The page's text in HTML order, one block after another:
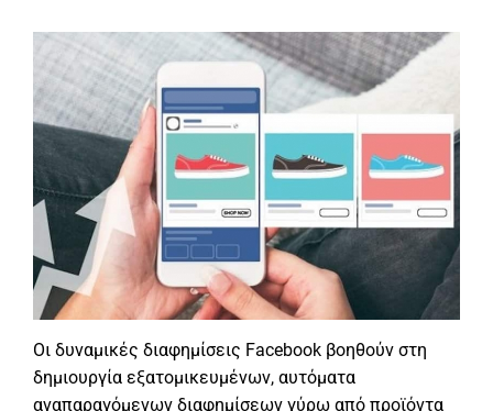
Οι δυναμικές διαφημίσεις Facebook βοηθούν στη
δημιουργία εξατομικευμένων, αυτόματα
αναπαραγόμενων διαφημίσεων γύρω από προϊόντα